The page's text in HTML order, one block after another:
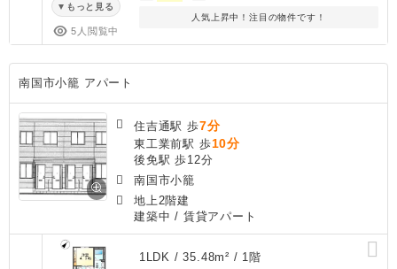
もっと見る
5人閲覧中
人気上昇中！注目の物件です！
南国市小籠 アパート
住吉通駅 歩7分
東工業前駅 歩10分
後免駅 歩12分
南国市小籠
地上2階建
建築中 / 賃貸アパート
1LDK / 35.48m² / 1階